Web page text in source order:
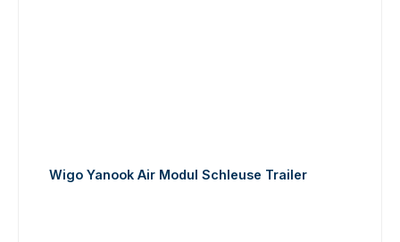
Wigo Yanook Air Modul Schleuse Trailer